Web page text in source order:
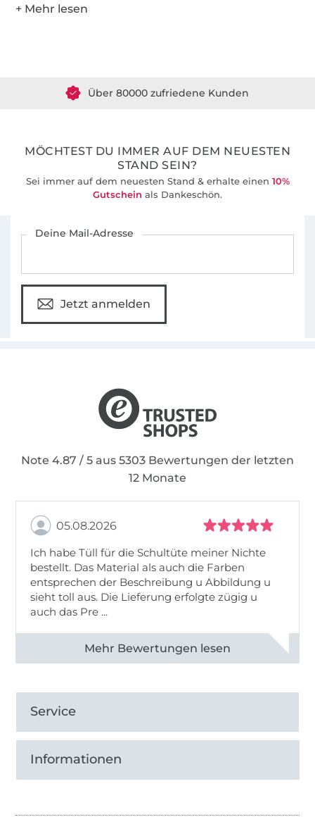
Über 80000 zufriedene Kunden
MÖCHTEST DU IMMER AUF DEM NEUESTEN
STAND SEIN?
Sei immer auf dem neuesten Stand & erhalte einen 10%
Gutschein als Dankeschön.
Deine Mail-Adresse
Jetzt anmelden
Note 4.87 / 5 aus 5303 Bewertungen der letzten
12 Monate
05.08.2026
Ich habe Tüll für die Schultüte meiner Nichte
bestellt. Das Material als auch die Farben
entsprechen der Beschreibung u Abbildung u
sieht toll aus. Die Lieferung erfolgte zügig u
auch das Pre ...
Alle 82950 Bewertungen ansehen
Service
Informationen